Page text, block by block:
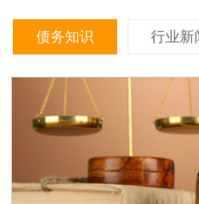
债务知识 行业新